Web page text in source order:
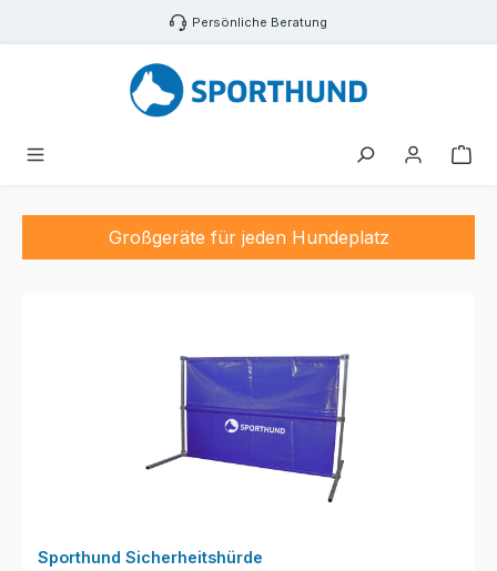
Zum Hauptinhalt springen Persönliche Beratung
Großgeräte für jeden Hundeplatz
Sporthund Sicherheitshürde